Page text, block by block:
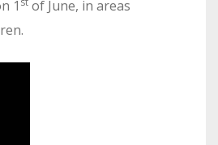
1
of June, in areas